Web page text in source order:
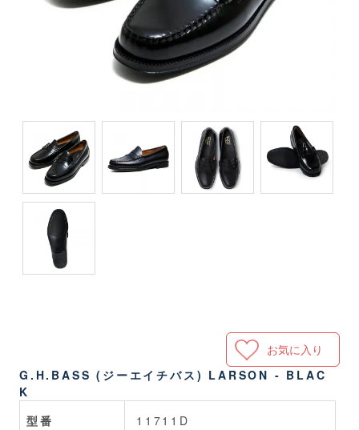
お気に入り
G.H.BASS (ジーエイチバス) LARSON - BLAC
K
型番
11711D